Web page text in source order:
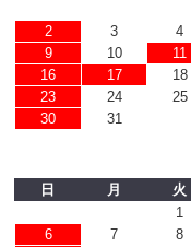
2
3 4
9
10 11
16
17 18
23
24 25
30
31
日
月 火
1
6
7 8